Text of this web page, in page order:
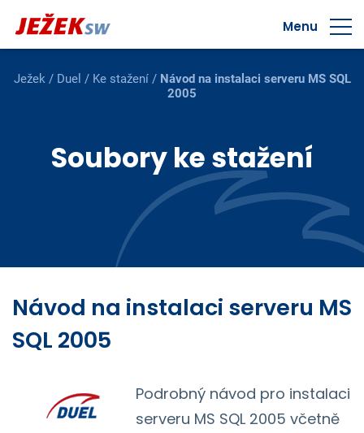
Menu
Ježek/ Duel / Ke stažení/ Návod na instalaci serveru MS SQL
2005
Soubory ke stažení
Návod na instalaci serveru MS
SQL 2005
Podrobný návod pro instalaci
serveru MS SQL 2005 včetně